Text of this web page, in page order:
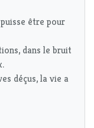
être pour
dans le bruit
déçus, la vie a